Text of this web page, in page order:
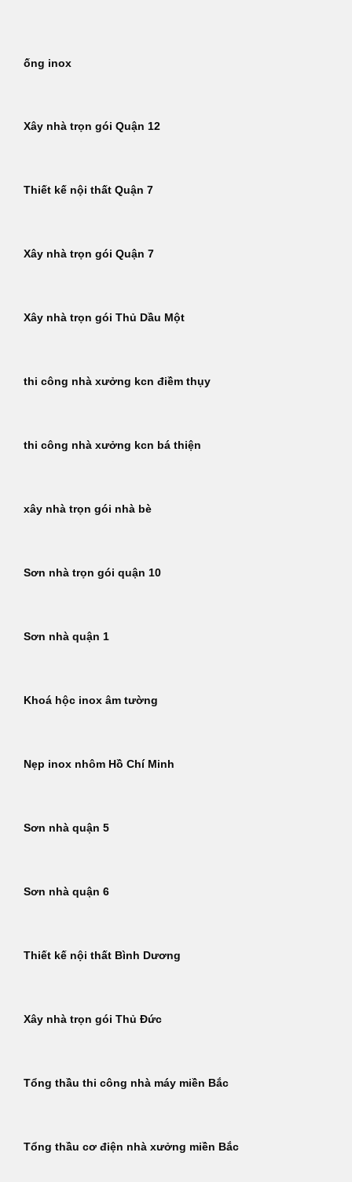
dungống inox
Xây nhà trọn gói Quận 12
Thiết kế nội thất Quận 7
Xây nhà trọn gói Quận 7
Xây nhà trọn gói Thủ Dầu Một
thi công nhà xưởng kcn điềm thụy
thi công nhà xưởng kcn bá thiện
xây nhà trọn gói nhà bè
Sơn nhà trọn gói quận 10
Sơn nhà quận 1
Khoá hộc inox âm tường
Nẹp inox nhôm Hồ Chí Minh
Sơn nhà quận 5
Sơn nhà quận 6
Thiết kế nội thất Bình Dương
Xây nhà trọn gói Thủ Đức
Tổng thầu thi công nhà máy miền Bắc
Tổng thầu cơ điện nhà xưởng miền Bắc